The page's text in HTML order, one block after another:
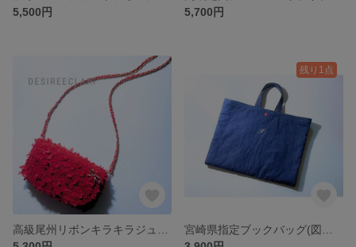
5,500円
5,700円
残り1点